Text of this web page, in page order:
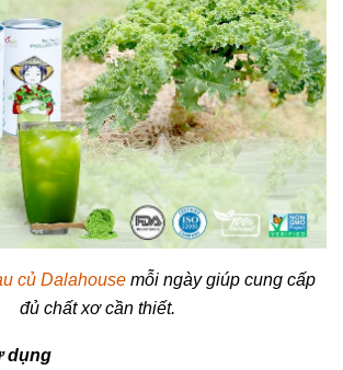
củ Dalahousemỗi ngày giúp cung cấp
đủ chất xơ cần thiết.
dụng